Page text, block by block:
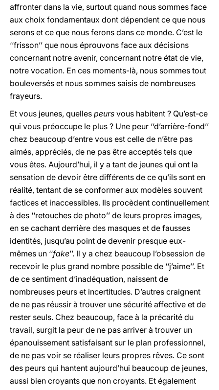
affronter dans la vie, surtout quand nous sommes face
aux choix fondamentaux dont dépendent ce que nous
serons et ce que nous ferons dans ce monde. C’est le
‘‘frisson’’ que nous éprouvons face aux décisions
concernant notre avenir, concernant notre état de vie,
notre vocation. En ces moments-là, nous sommes tout
bouleversés et nous sommes saisis de nombreuses
frayeurs.
Et vous jeunes, quelles peurs vous habitent ? Qu’est-ce
qui vous préoccupe le plus ? Une peur ‘‘d’arrière-fond’’
chez beaucoup d’entre vous est celle de n’être pas
aimés, appréciés, de ne pas être acceptés tels que
vous êtes. Aujourd’hui, il y a tant de jeunes qui ont la
sensation de devoir être différents de ce qu’ils sont en
réalité, tentant de se conformer aux modèles souvent
factices et inaccessibles. Ils procèdent continuellement
à des ‘‘retouches de photo’’ de leurs propres images,
en se cachant derrière des masques et de fausses
identités, jusqu’au point de devenir presque eux-
mêmes un ‘‘fake’’. Il y a chez beaucoup l’obsession de
recevoir le plus grand nombre possible de ‘‘j’aime’’. Et
de ce sentiment d’inadéquation, naissent de
nombreuses peurs et incertitudes. D’autres craignent
de ne pas réussir à trouver une sécurité affective et de
rester seuls. Chez beaucoup, face à la précarité du
travail, surgit la peur de ne pas arriver à trouver un
épanouissement satisfaisant sur le plan professionnel,
de ne pas voir se réaliser leurs propres rêves. Ce sont
des peurs qui hantent aujourd’hui beaucoup de jeunes,
aussi bien croyants que non croyants. Et également